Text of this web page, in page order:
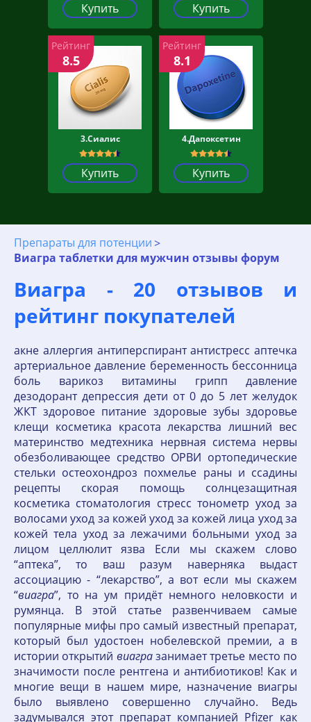
Купить Купить
3.Сиалис
Купить
Рейтинг
8.5
4.Дапоксетин
Купить
Рейтинг
8.1
Препараты для потенции
Виагра таблетки для мужчин отзывы форум
Виагра - 20 отзывов и
рейтинг покупателей
акне аллергия антиперспирант антистресс аптечка
артериальное давление беременность бессонница
боль варикоз витамины грипп давление
дезодорант депрессия дети от 0 до 5 лет желудок
ЖКТ здоровое питание здоровые зубы здоровье
клещи косметика красота лекарства лишний вес
материнство медтехника нервная система нервы
обезболивающее средство ОРВИ ортопедические
стельки остеохондроз похмелье раны и ссадины
рецепты скорая помощь солнцезащитная
косметика стоматология стресс тонометр уход за
волосами уход за кожей уход за кожей лица уход за
кожей тела уход за лежачими больными уход за
лицом целлюлит язва Если мы скажем слово
“аптека”, то ваш разум наверняка выдаст
ассоциацию - “лекарство”, а вот если мы скажем
“виагра”, то на ум придёт немного неловкости и
румянца. В этой статье развенчиваем самые
популярные мифы про самый известный препарат,
который был удостоен нобелевской премии, а в
истории открытий виагразанимает третье место по
значимости после рентгена и антибиотиков! Как и
многие вещи в нашем мире, назначение виагры
было выявлено совершенно случайно. Ведь
задумывался этот препарат компанией Pfizer как